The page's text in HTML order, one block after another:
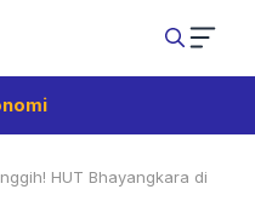
HUT Bhayangkara di